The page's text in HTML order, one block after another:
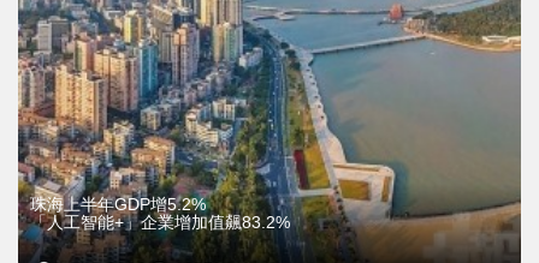
珠海上半年GDP增5.2%
「人工智能+」企業增加值飆83.2%